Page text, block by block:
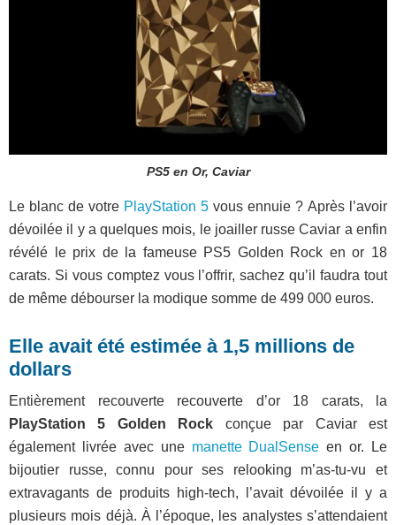
PS5 en Or, Caviar
Le blanc de votre PlayStation 5 vous ennuie ? Après l’avoir
dévoilée il y a quelques mois, le joailler russe Caviar a enfin
révélé le prix de la fameuse PS5 Golden Rock en or 18
carats. Si vous comptez vous l’offrir, sachez qu’il faudra tout
de même débourser la modique somme de 499 000 euros.
Elle avait été estimée à 1,5 millions de
dollars
Entièrement recouverte recouverte d’or 18 carats, la
PlayStation 5 Golden Rock conçue par Caviar est
également livrée avec une manette DualSense en or. Le
bijoutier russe, connu pour ses relooking m’as-tu-vu et
extravagants de produits high-tech, l’avait dévoilée il y a
plusieurs mois déjà. À l’époque, les analystes s’attendaient